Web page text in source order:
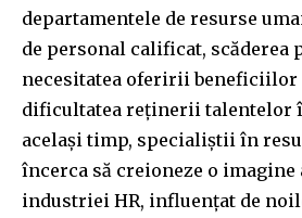
departamentele de resurse
de personal calificat,
necesitatea oferirii beneficiilor
dificultatea reținerii talentelor
același timp, specialiștii în
încerca să creioneze o
industriei HR, influențat de